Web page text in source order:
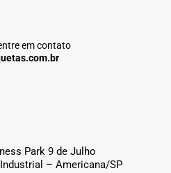
em contato
Park 9 de Julho
– Americana/SP